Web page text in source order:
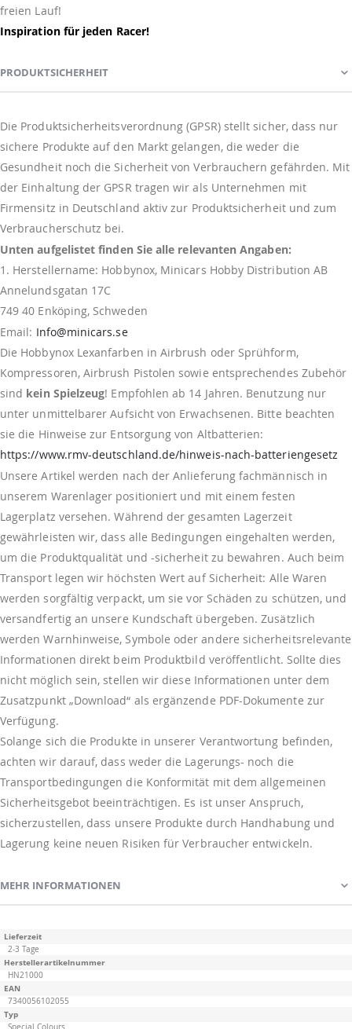
freien Lauf!
Inspiration für jeden Racer!
PRODUKTSICHERHEIT
Die Produktsicherheitsverordnung (GPSR) stellt sicher, dass nur
sichere Produkte auf den Markt gelangen, die weder die
Gesundheit noch die Sicherheit von Verbrauchern gefährden. Mit
der Einhaltung der GPSR tragen wir als Unternehmen mit
Firmensitz in Deutschland aktiv zur Produktsicherheit und zum
Verbraucherschutz bei.
Unten aufgelistet finden Sie alle relevanten Angaben:
1. Herstellername: Hobbynox, Minicars Hobby Distribution AB
Annelundsgatan 17C
749 40 Enköping, Schweden
Email: Info@minicars.se
Die Hobbynox Lexanfarben in Airbrush oder Sprühform,
Kompressoren, Airbrush Pistolen sowie entsprechendes Zubehör
sind kein Spielzeug! Empfohlen ab 14 Jahren. Benutzung nur
unter unmittelbarer Aufsicht von Erwachsenen. Bitte beachten
sie die Hinweise zur Entsorgung von Altbatterien:
https://www.rmv-deutschland.de/hinweis-nach-batteriengesetz
Unsere Artikel werden nach der Anlieferung fachmännisch in
unserem Warenlager positioniert und mit einem festen
Lagerplatz versehen. Während der gesamten Lagerzeit
gewährleisten wir, dass alle Bedingungen eingehalten werden,
um die Produktqualität und -sicherheit zu bewahren. Auch beim
Transport legen wir höchsten Wert auf Sicherheit: Alle Waren
werden sorgfältig verpackt, um sie vor Schäden zu schützen, und
versandfertig an unsere Kundschaft übergeben. Zusätzlich
werden Warnhinweise, Symbole oder andere sicherheitsrelevante
Informationen direkt beim Produktbild veröffentlicht. Sollte dies
nicht möglich sein, stellen wir diese Informationen unter dem
Zusatzpunkt „Download“ als ergänzende PDF-Dokumente zur
Verfügung.
Solange sich die Produkte in unserer Verantwortung befinden,
achten wir darauf, dass weder die Lagerungs- noch die
Transportbedingungen die Konformität mit dem allgemeinen
Sicherheitsgebot beeinträchtigen. Es ist unser Anspruch,
sicherzustellen, dass unsere Produkte durch Handhabung und
Lagerung keine neuen Risiken für Verbraucher entwickeln.
MEHR INFORMATIONEN
Mehr
Informationen
Lieferzeit
2-3 Tage
Herstellerartikelnummer
HN21000
EAN
7340056102055
Typ
Special Colours